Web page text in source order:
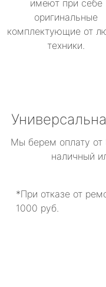
имеют при себе
оригинальные
комплектующие от
техники.
Мы берем оплату
наличный
*При отказе от
1000 руб.